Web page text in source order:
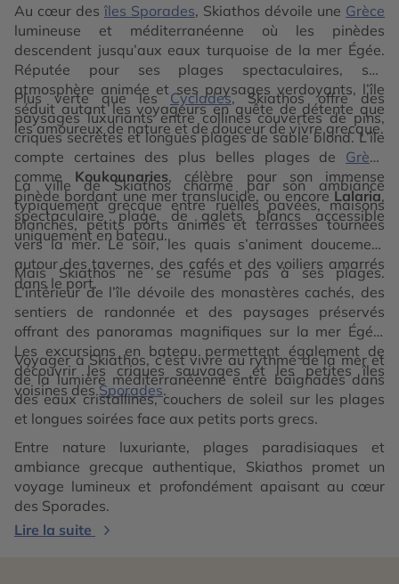
Au cœur des îles Sporades, Skiathos dévoile une Grèce
lumineuse et méditerranéenne où les pinèdes
descendent jusqu’aux eaux turquoise de la mer Égée.
Réputée pour ses plages spectaculaires, son
atmosphère animée et ses paysages verdoyants, l’île
séduit autant les voyageurs en quête de détente que
les amoureux de nature et de douceur de vivre grecque.
Plus verte que lesCyclades, Skiathos offre des
paysages luxuriants entre collines couvertes de pins,
criques secrètes et longues plages de sable blond. L’île
compte certaines des plus belles plages de Grèce
comme Koukounaries, célèbre pour son immense
pinède bordant une mer translucide, ou encoreLalaria,
spectaculaire plage de galets blancs accessible
uniquement en bateau.
La ville de Skiathos charme par son ambiance
typiquement grecque entre ruelles pavées, maisons
blanches, petits ports animés et terrasses tournées
vers la mer. Le soir, les quais s’animent doucement
autour des tavernes, des cafés et des voiliers amarrés
dans le port.
Mais Skiathos ne se résume pas à ses plages.
L’intérieur de l’île dévoile des monastères cachés, des
sentiers de randonnée et des paysages préservés
offrant des panoramas magnifiques sur la mer Égée.
Les excursions en bateau permettent également de
découvrir les criques sauvages et les petites îles
voisines des Sporades.
Voyager à Skiathos, c’est vivre au rythme de la mer et
de la lumière méditerranéenne entre baignades dans
des eaux cristallines, couchers de soleil sur les plages
et longues soirées face aux petits ports grecs.
Entre nature luxuriante, plages paradisiaques et
ambiance grecque authentique, Skiathos promet un
voyage lumineux et profondément apaisant au cœur
des Sporades.
Lire la suite